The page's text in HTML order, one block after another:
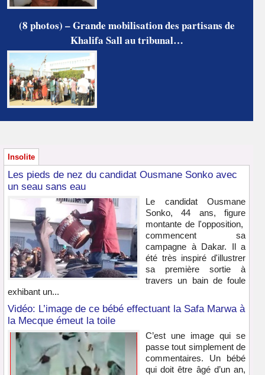
(8 photos) – Grande mobilisation des partisans de
Khalifa Sall au tribunal…
Insolite
Les pieds de nez du candidat Ousmane Sonko avec
un seau sans eau
Le candidat Ousmane
Sonko, 44 ans, figure
montante de l'opposition,
commencent sa
campagne à Dakar. Il a
été très inspiré d'illustrer
sa première sortie à
travers un bain de foule
exhibant un...
Vidéo: L’image de ce bébé effectuant la Safa Marwa à
la Mecque émeut la toile
C’est une image qui se
passe tout simplement de
commentaires. Un bébé
qui doit être âgé d’un an,